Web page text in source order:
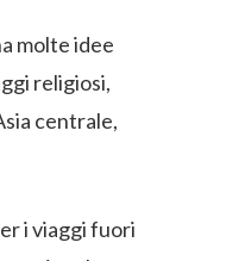
molte idee
religiosi,
centrale,
i viaggi fuori